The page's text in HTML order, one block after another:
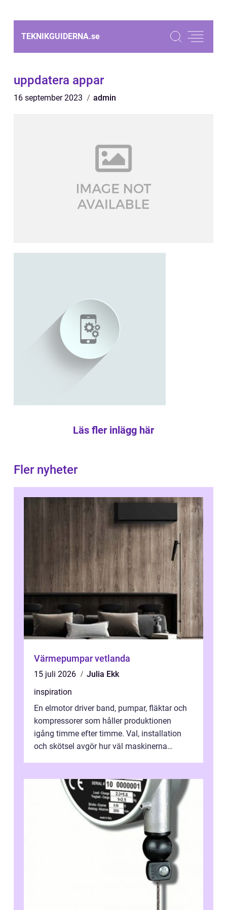
TEKNIKGUIDERNA.se
uppdatera appar
16 september 2023 admin
Läs fler inlägg här
Fler nyheter
Värmepumpar vetlanda
15 juli 2026
Julia Ekk
inspiration
En elmotor driver band, pumpar, fläktar och
kompressorer som håller produktionen
igång timme efter timme. Val, installation
och skötsel avgör hur väl maskinerna